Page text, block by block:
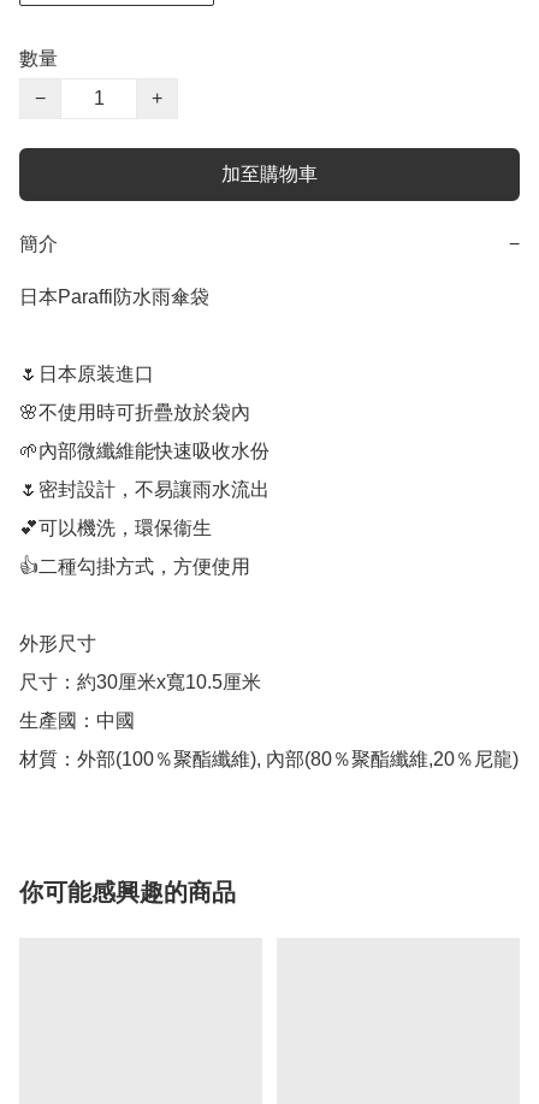
數量
−
+
加至購物車
簡介 −
日本Paraffi防水雨傘袋
🌷日本原装進口
🌸不使用時可折疊放於袋內
🌱內部微纖維能快速吸收水份
🌷密封設計，不易讓雨水流出
💕可以機洗，環保衞生
👍二種勾掛方式，方便使用
外形尺寸
尺寸：約30厘米x寬10.5厘米
生產國：中國
你可能感興趣的商品